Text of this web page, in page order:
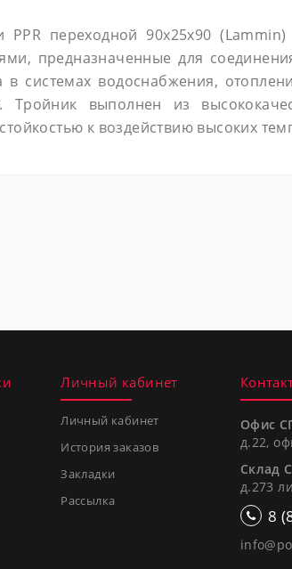
PPR переходной 90х25х90
предназначенные для
в системах водоснабжения,
Тройник выполнен из
к воздействию высоких
Личный кабинет
Личный кабинет
История заказов
Закладки
Рассылка
Офис
д.22,
Склад
д.273
8